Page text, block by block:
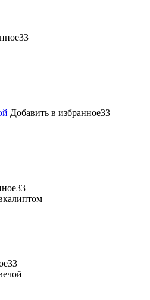
Добавить в избранное33